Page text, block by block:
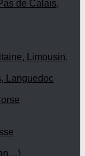
de Calais,
Limousin,
Languedoc